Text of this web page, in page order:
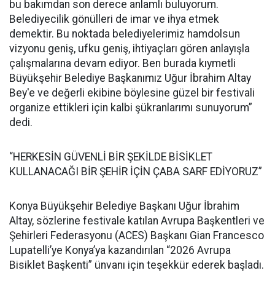
bu bakımdan son derece anlamlı buluyorum.
Belediyecilik gönülleri de imar ve ihya etmek
demektir. Bu noktada belediyelerimiz hamdolsun
vizyonu geniş, ufku geniş, ihtiyaçları gören anlayışla
çalışmalarına devam ediyor. Ben burada kıymetli
Büyükşehir Belediye Başkanımız Uğur İbrahim Altay
Bey'e ve değerli ekibine böylesine güzel bir festivali
organize ettikleri için kalbi şükranlarımı sunuyorum”
dedi.
“HERKESİN GÜVENLİ BİR ŞEKİLDE BİSİKLET
KULLANACAĞI BİR ŞEHİR İÇİN ÇABA SARF EDİYORUZ”
Konya Büyükşehir Belediye Başkanı Uğur İbrahim
Altay, sözlerine festivale katılan Avrupa Başkentleri ve
Şehirleri Federasyonu (ACES) Başkanı Gian Francesco
Lupatelli’ye Konya’ya kazandırılan “2026 Avrupa
Bisiklet Başkenti” ünvanı için teşekkür ederek başladı.